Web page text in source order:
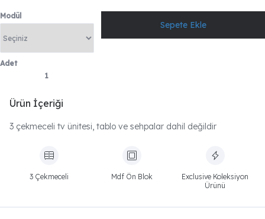
Modül
Adet
Ürün İçeriği
3 çekmeceli tv ünitesi, tablo ve sehpalar dahil değildir
3 Çekmeceli Mdf Ön Blok
Exclusive Koleksiyon
Ürünü